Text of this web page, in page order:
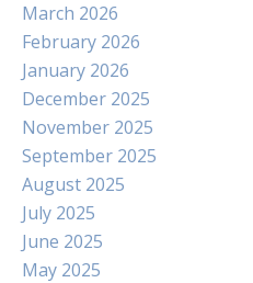
March 2026
February 2026
January 2026
December 2025
November 2025
September 2025
August 2025
July 2025
June 2025
May 2025